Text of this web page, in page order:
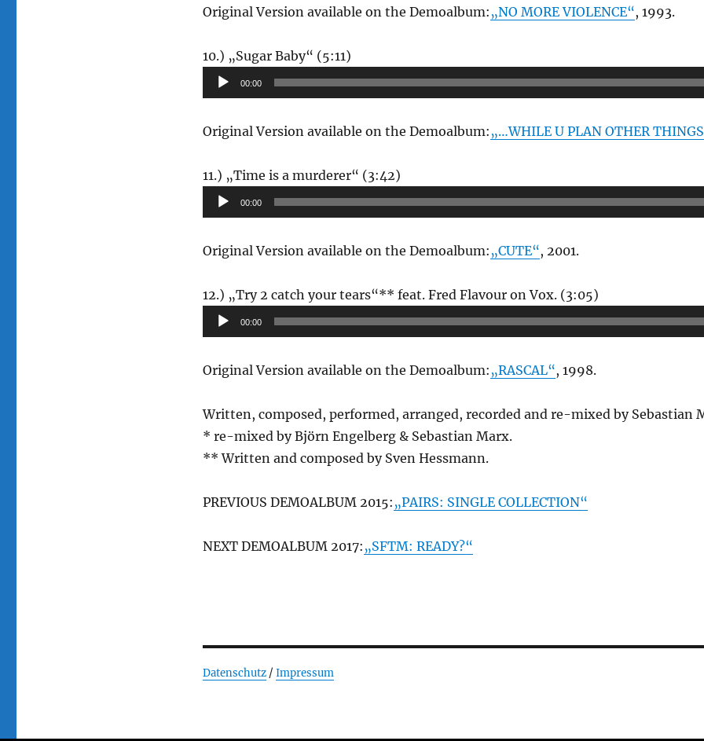
Original Version available on the Demoalbum: „NO MORE VIOLENCE“, 1993.
10.) „Sugar Baby“ (5:11)Audio-
Player
00:00
Original Version available on the Demoalbum: „…WHILE U PLAN OTHER
11.) „Time is a murderer“ (3:42)Audio-
Player
00:00
Original Version available on the Demoalbum: „CUTE“, 2001.
12.) „Try 2 catch your tears“** feat. Fred Flavour on Vox. (3:05)Audio-
Player
00:00
Original Version available on the Demoalbum: „RASCAL“, 1998.
Written, composed, performed, arranged, recorded and re-mixed by Sebastian
* re-mixed by Björn Engelberg & Sebastian Marx.
** Written and composed by Sven Hessmann.
PREVIOUS DEMOALBUM 2015: „PAIRS: SINGLE COLLECTION“
NEXT DEMOALBUM 2017: „SFTM: READY?“
Datenschutz/ Impressum